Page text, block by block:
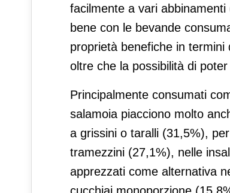
facilmente a vari
bene con le bevande
proprietà benefiche in
oltre che la possibilità di
Principalmente consumati
salamoia piacciono molto
a grissini o taralli (31,5%),
tramezzini (27,1%), nelle
apprezzati come alternativa